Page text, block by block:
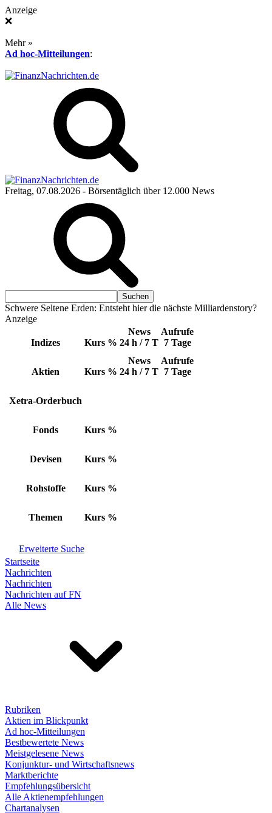
Anzeige
❌
Mehr »
Ad hoc-Mitteilungen:
Freitag, 07.08.2026 - Börsentäglich über 12.000 News
Schwere Seltene Erden: Entsteht hier die nächste Milliardenstory?
Anzeige
Indizes Kurs %
News
24 h / 7 T
Aufrufe
7 Tage
Aktien Kurs %
News
24 h / 7 T
Aufrufe
7 Tage
Xetra-Orderbuch
Fonds Kurs %
Devisen Kurs %
Rohstoffe Kurs %
Themen Kurs %
Erweiterte Suche
Startseite
Nachrichten
Nachrichten
Nachrichten auf FN
Alle News
Rubriken
Aktien im Blickpunkt
Ad hoc-Mitteilungen
Bestbewertete News
Meistgelesene News
Konjunktur- und Wirtschaftsnews
Marktberichte
Empfehlungsübersicht
Alle Aktienempfehlungen
Chartanalysen